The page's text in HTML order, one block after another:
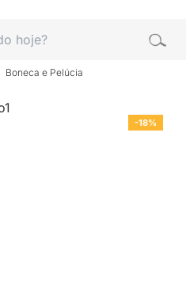
Boneca e Pelúcia
-18%